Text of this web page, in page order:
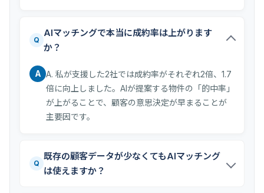
Q
AIマッチングで本当に成約率は上がります
か？
A A. 私が支援した2社では成約率がそれぞれ2倍、1.7
倍に向上しました。AIが提案する物件の「的中率」
が上がることで、顧客の意思決定が早まることが
主要因です。
Q
既存の顧客データが少なくてもAIマッチング
は使えますか？